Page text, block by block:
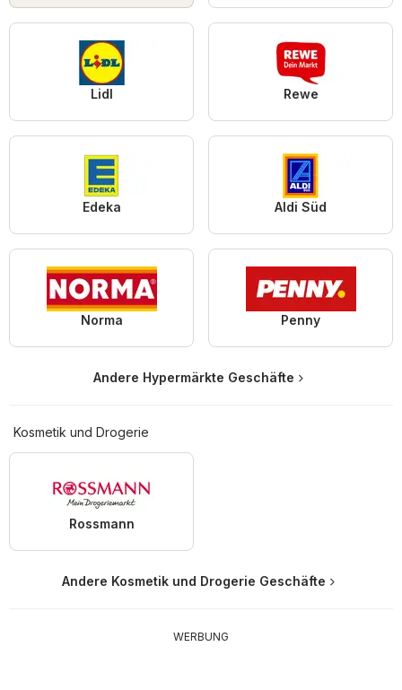
Lidl Rewe
Edeka Aldi Süd
Norma Penny
Andere Hypermärkte Geschäfte
Kosmetik und Drogerie
Rossmann
Andere Kosmetik und Drogerie Geschäfte
WERBUNG